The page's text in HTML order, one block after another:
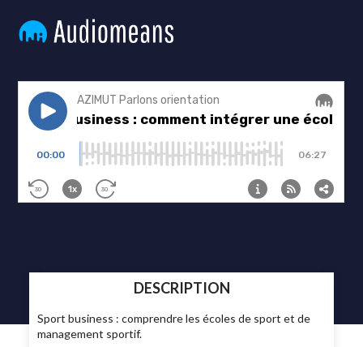
DESCRIPTION
Sport business : comprendre les écoles de sport et de
management sportif.